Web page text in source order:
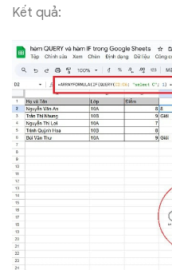
Kết quả: